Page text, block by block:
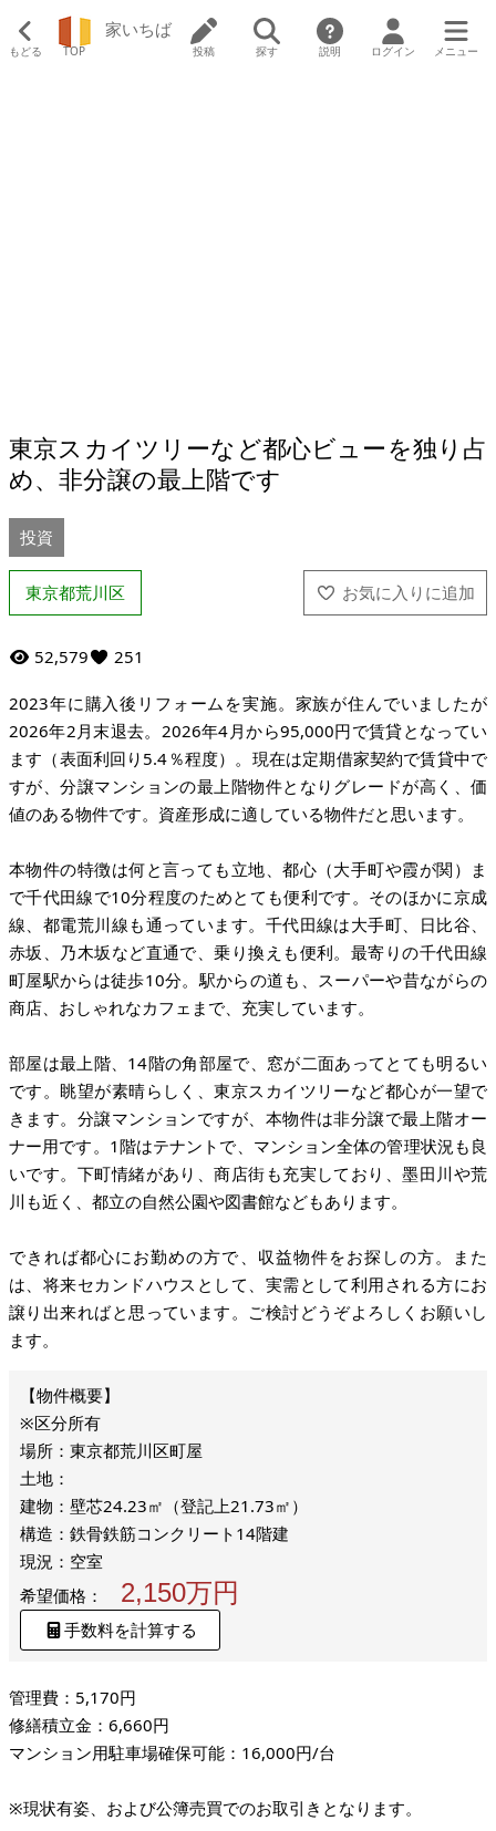
もどる TOP
家いちば
投稿 探す 説明 ログイン メニュー
東京スカイツリーなど都心ビューを独り占
め、非分譲の最上階です
投資
東京都荒川区
52,579 251
2023年に購入後リフォームを実施。家族が住んでいましたが
2026年2月末退去。2026年4月から95,000円で賃貸となってい
ます（表面利回り5.4％程度）。現在は定期借家契約で賃貸中で
すが、分譲マンションの最上階物件となりグレードが高く、価
値のある物件です。資産形成に適している物件だと思います。
本物件の特徴は何と言っても立地、都心（大手町や霞が関）ま
で千代田線で10分程度のためとても便利です。そのほかに京成
線、都電荒川線も通っています。千代田線は大手町、日比谷、
赤坂、乃木坂など直通で、乗り換えも便利。最寄りの千代田線
町屋駅からは徒歩10分。駅からの道も、スーパーや昔ながらの
商店、おしゃれなカフェまで、充実しています。
部屋は最上階、14階の角部屋で、窓が二面あってとても明るい
です。眺望が素晴らしく、東京スカイツリーなど都心が一望で
きます。分譲マンションですが、本物件は非分譲で最上階オー
ナー用です。1階はテナントで、マンション全体の管理状況も良
いです。下町情緒があり、商店街も充実しており、墨田川や荒
川も近く、都立の自然公園や図書館などもあります。
できれば都心にお勤めの方で、収益物件をお探しの方。また
は、将来セカンドハウスとして、実需として利用される方にお
譲り出来ればと思っています。ご検討どうぞよろしくお願いし
ます。
※区分所有
場所：東京都荒川区町屋
土地：
建物：壁芯24.23㎡（登記上21.73㎡）
構造：鉄骨鉄筋コンクリート14階建
現況：空室
希望価格：
2,150万円
手数料を計算する
管理費：5,170円
修繕積立金：6,660円
マンション用駐車場確保可能：16,000円/台
※現状有姿、および公簿売買でのお取引きとなります。